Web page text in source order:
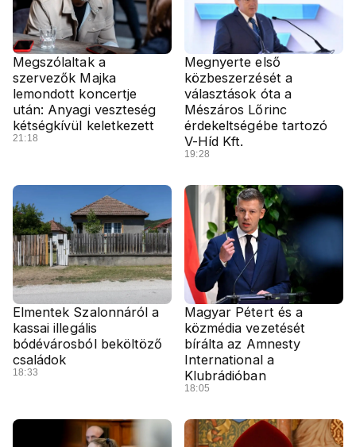
Megszólaltak a
szervezők Majka
lemondott koncertje
után: Anyagi veszteség
kétségkívül keletkezett
21:18
Megnyerte első
közbeszerzését a
választások óta a
Mészáros Lőrinc
érdekeltségébe tartozó
V-Híd Kft.
19:28
Elmentek Szalonnáról a
kassai illegális
bódévárosból beköltöző
családok
18:33
Magyar Pétert és a
közmédia vezetését
bírálta az Amnesty
International a
Klubrádióban
18:05